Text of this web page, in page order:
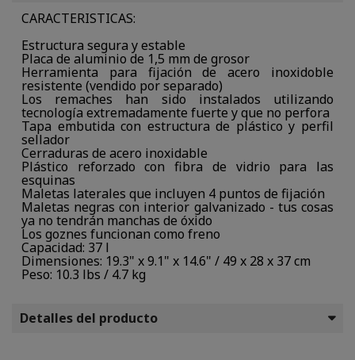
CARACTERISTICAS:
Estructura segura y estable
Placa de aluminio de 1,5 mm de grosor
Herramienta para fijación de acero inoxidoble
resistente (vendido por separado)
Los remaches han sido instalados utilizando
tecnología extremadamente fuerte y que no perfora
Tapa embutida con estructura de plástico y perfil
sellador
Cerraduras de acero inoxidable
Plástico reforzado con fibra de vidrio para las
esquinas
Maletas laterales que incluyen 4 puntos de fijación
Maletas negras con interior galvanizado - tus cosas
ya no tendrán manchas de óxido
Los goznes funcionan como freno
Capacidad: 37 l
Dimensiones: 19.3" x 9.1" x 14.6" / 49 x 28 x 37 cm
Peso: 10.3 lbs / 4.7 kg
Detalles del producto